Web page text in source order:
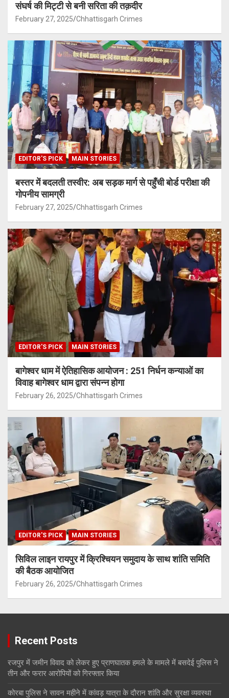
संघर्ष की मिट्टी से बनी सरिता की तक़दीर
February 27, 2025 Chhattisgarh Crimes
EDITOR'S PICK MAIN STORIES
बस्तर में बदलती तस्वीर: अब सड़क मार्ग से पहुँची बोर्ड परीक्षा की
गोपनीय सामग्री
February 27, 2025 Chhattisgarh Crimes
EDITOR'S PICK MAIN STORIES
बागेश्वर धाम में ऐतिहासिक आयोजन : 251 निर्धन कन्याओं का
विवाह बागेश्वर धाम द्वारा संपन्न होगा
February 26, 2025 Chhattisgarh Crimes
EDITOR'S PICK MAIN STORIES
सिविल लाइन रायपुर में क्रिश्चियन समुदाय के साथ शांति समिति
की बैठक आयोजित
February 26, 2025 Chhattisgarh Crimes
Recent Posts
रजपुर में जमीन विवाद को लेकर हुए प्राणघातक हमले के मामले में बसदेई पुलिस ने
तीन और फरार आरोपियों को गिरफ्तार किया
कोरबा पुलिस ने सावन महीने में कांवड़ यात्रा के दौरान शांति और सुरक्षा व्यवस्था